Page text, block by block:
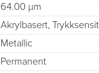
64.00 µm
Akrylbasert,
Metallic
Permanent